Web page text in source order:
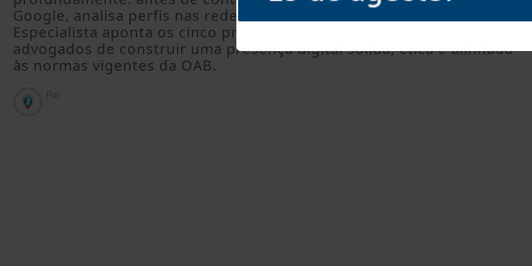
Google, analisa perfis nas redes sociais e compara profissionais.
Especialista aponta os cinco principais equívocos que impedem
advogados de construir uma presença digital sólida, ética e alinhada
às normas vigentes da OAB.
Por